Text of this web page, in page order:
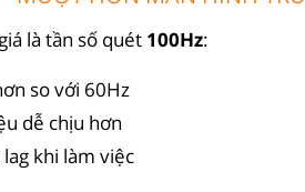
là tần số quét 100Hz:
so với 60Hz
dễ chịu hơn
khi làm việc